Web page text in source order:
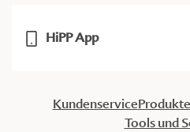
HiPP App
KundenserviceProdukte
Tools und